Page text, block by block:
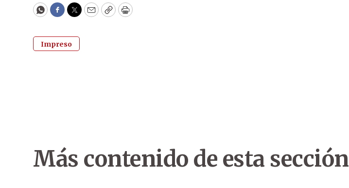
WhatsApp
Facebook
Twitter
EmailCopyPrint
Impreso
Más contenido de esta sección